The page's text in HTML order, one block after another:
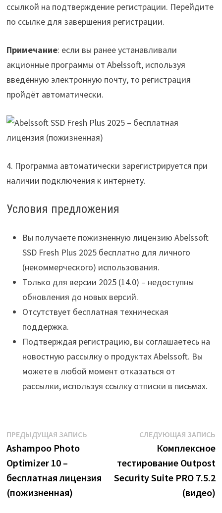
ссылкой на подтверждение регистрации. Перейдите
по ссылке для завершения регистрации.
Примечание: если вы ранее устанавливали
акционные программы от Abelssoft, используя
введённую электронную почту, то регистрация
пройдёт автоматически.
4. Программа автоматически зарегистрируется при
наличии подключения к интернету.
Условия предложения
Вы получаете пожизненную лицензию Abelssoft
SSD Fresh Plus 2025 бесплатно для личного
(некоммерческого) использования.
Только для версии 2025 (14.0) – недоступны
обновления до новых версий.
Отсутствует бесплатная техническая
поддержка.
Подтверждая регистрацию, вы соглашаетесь на
новостную рассылку о продуктах Аbelssoft. Вы
можете в любой момент отказаться от
рассылки, используя ссылку отписки в письмах.
Навигация
по
записям
ПРЕДЫДУЩАЯ ЗАПИСЬПредыдущая
Ashampoo Photo
Optimizer 10 –
бесплатная лицензия
(пожизненная)
СЛЕДУЮЩАЯ ЗАПИСЬ
Комплексное
тестирование Outpost
Security Suite PRO 7.5.2
(видео)